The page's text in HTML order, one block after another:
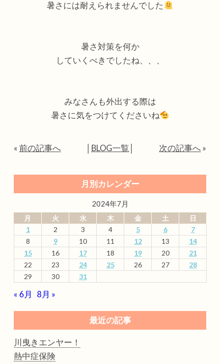
暑さには耐えられませんでした
暑さ対策を何か
していくべきでしたね、、、
みなさんも外出する際は
暑さに気をつけてくださいね
« 前の記事へ BLOG一覧 次の記事へ »
月別カレンダー
2024年7月
月 火 水 木 金 土
日
1
2 3 4 5 6
7
8
9 10 11 12 13
14
15
16 17 18 19 20
21
22
23 24 25 26 27
28
29
30 31
« 6月 8月 »
最近の記事
川曳きエンヤー！
熱中症保険